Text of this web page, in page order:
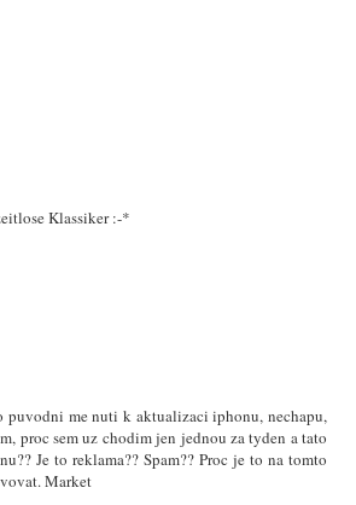
Klassiker :-*
puvodni me nuti k aktualizaci iphonu, nechapu,
proc sem uz chodim jen jednou za tyden a tato
Je to reklama?? Spam?? Proc je to na tomto
Market